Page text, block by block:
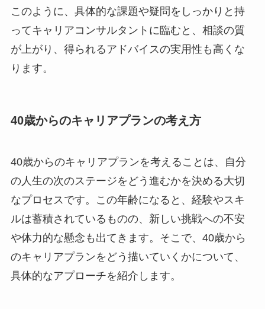
このように、具体的な課題や疑問をしっかりと持
ってキャリアコンサルタントに臨むと、相談の質
が上がり、得られるアドバイスの実用性も高くな
ります。
40歳からのキャリアプランの考え方
40歳からのキャリアプランを考えることは、自分
の人生の次のステージをどう進むかを決める大切
なプロセスです。この年齢になると、経験やスキ
ルは蓄積されているものの、新しい挑戦への不安
や体力的な懸念も出てきます。そこで、40歳から
のキャリアプランをどう描いていくかについて、
具体的なアプローチを紹介します。